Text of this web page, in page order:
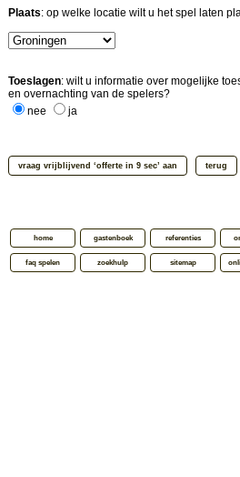
Plaats: op welke locatie wilt u het spel laten
Toeslagen: wilt u informatie over mogelijke
en overnachting van de spelers?
nee
ja
home gastenboek referenties
faq spelen zoekhulp sitemap